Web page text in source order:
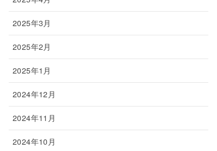
2025年3月
2025年2月
2025年1月
2024年12月
2024年11月
2024年10月